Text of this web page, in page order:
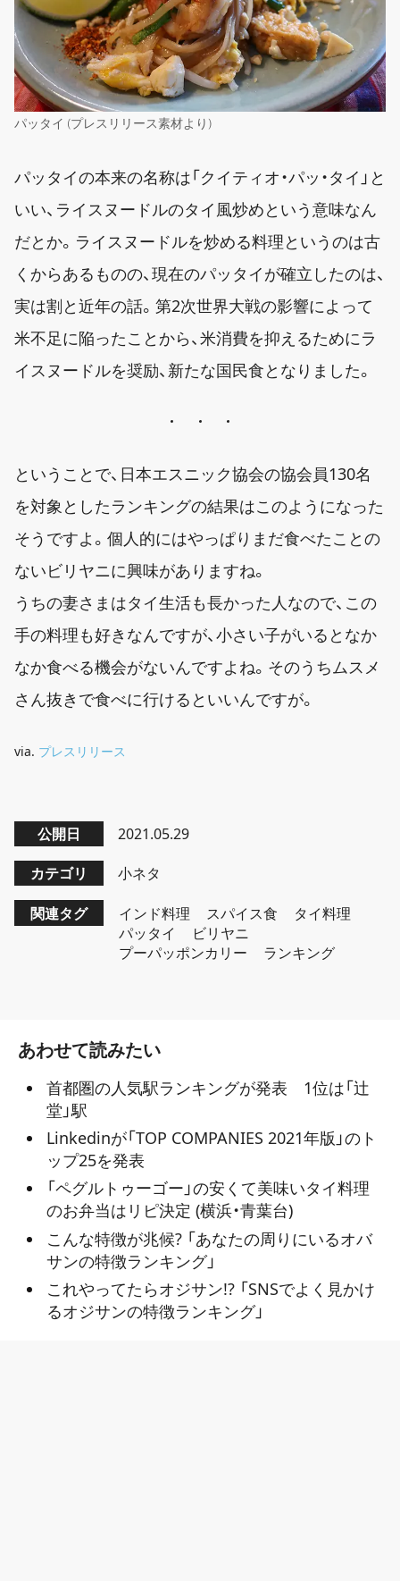
パッタイ (プレスリリース素材より)
パッタイの本来の名称は「クイティオ・パッ・タイ」と
いい、ライスヌードルのタイ風炒めという意味なん
だとか。ライスヌードルを炒める料理というのは古
くからあるものの、現在のパッタイが確立したのは、
実は割と近年の話。第2次世界大戦の影響によって
米不足に陥ったことから、米消費を抑えるためにラ
イスヌードルを奨励、新たな国民食となりました。
ということで、日本エスニック協会の協会員130名
を対象としたランキングの結果はこのようになった
そうですよ。個人的にはやっぱりまだ食べたことの
ないビリヤニに興味がありますね。
うちの妻さまはタイ生活も長かった人なので、この
手の料理も好きなんですが、小さい子がいるとなか
なか食べる機会がないんですよね。そのうちムスメ
さん抜きで食べに行けるといいんですが。
via. プレスリリース
公開日 2021.05.29
カテゴリ 小ネタ
関連タグ インド料理 スパイス食
タイ料理
パッタイ
ビリヤニ
プーパッポンカリー
ランキング
あわせて読みたい
首都圏の人気駅ランキングが発表 1位は「辻
堂」駅
Linkedinが「TOP COMPANIES 2021年版」のト
ップ25を発表
「ペグルトゥーゴー」の安くて美味いタイ料理
のお弁当はリピ決定 (横浜・青葉台)
こんな特徴が兆候? 「あなたの周りにいるオバ
サンの特徴ランキング」
これやってたらオジサン!? 「SNSでよく見かけ
るオジサンの特徴ランキング」